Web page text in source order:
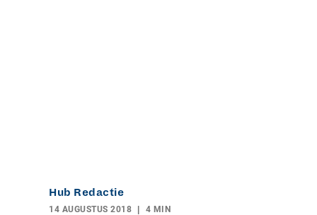
Hub Redactie
14 AUGUSTUS 2018 4 MIN